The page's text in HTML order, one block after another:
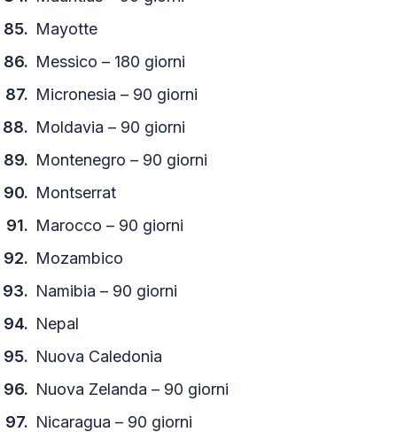
Mayotte
Messico – 180 giorni
Micronesia – 90 giorni
Moldavia – 90 giorni
Montenegro – 90 giorni
Montserrat
Marocco – 90 giorni
Mozambico
Namibia – 90 giorni
Nepal
Nuova Caledonia
Nuova Zelanda – 90 giorni
Nicaragua – 90 giorni